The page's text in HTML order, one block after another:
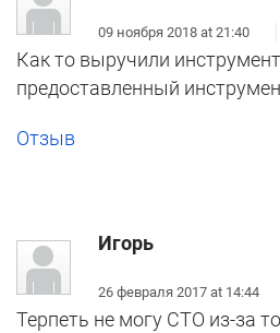
09 ноября 2018 at 21:40
Как то выручили
предоставленный
Отзыв
Игорь
26 февраля 2017 at 14:44
Терпеть не могу СТО из-за